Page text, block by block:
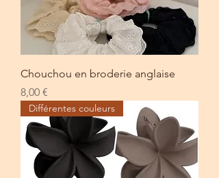
Chouchou en broderie anglaise
Prix
8,00 €
Différentes couleurs